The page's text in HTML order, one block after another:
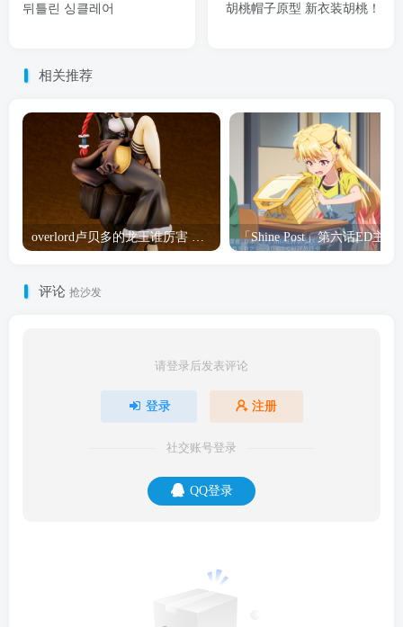
뒤틀린 싱클레어
胡桃帽子原型 新衣装胡桃！
相关推荐
评论 抢沙发
请登录后发表评论
登录 注册
社交账号登录
QQ登录